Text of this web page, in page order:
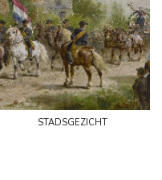
stadsgezicht